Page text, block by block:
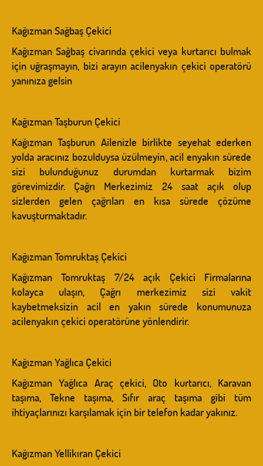
Kağızman Sağbaş Çekici
Kağızman Sağbaş civarında çekici veya kurtarıcı bulmak
için uğraşmayın, bizi arayın acilenyakın çekici operatörü
yanınıza gelsin
Kağızman Taşburun Çekici
Kağızman Taşburun Ailenizle birlikte seyehat ederken
yolda aracınız bozulduysa üzülmeyin, acil enyakın sürede
sizi bulunduğunuz durumdan kurtarmak bizim
görevimizdir. Çağrı Merkezimiz 24 saat açık olup
sizlerden gelen çağrıları en kısa sürede çözüme
kavuşturmaktadır.
Kağızman Tomruktaş Çekici
Kağızman Tomruktaş 7/24 açık Çekici Firmalarına
kolayca ulaşın, Çağrı merkezimiz sizi vakit
kaybetmeksizin acil en yakın sürede konumunuza
acilenyakın çekici operatörüne yönlendirir.
Kağızman Yağlıca Çekici
Kağızman Yağlıca Araç çekici, Oto kurtarıcı, Karavan
taşıma, Tekne taşıma, Sıfır araç taşıma gibi tüm
ihtiyaçlarınızı karşılamak için bir telefon kadar yakınız.
Kağızman Yellikıran Çekici